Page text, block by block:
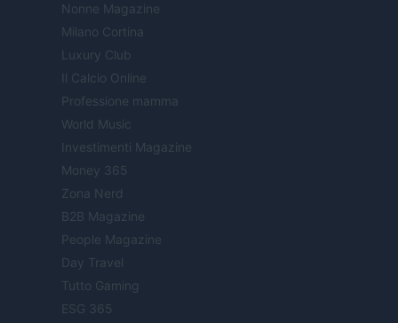
Nonne Magazine
Milano Cortina
Luxury Club
Il Calcio Online
Professione mamma
World Music
Investimenti Magazine
Money 365
Zona Nerd
B2B Magazine
People Magazine
Day Travel
Tutto Gaming
ESG 365